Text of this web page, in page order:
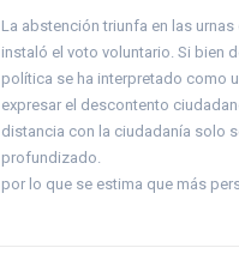
La abstención triunfa en las
instaló el voto voluntario. Si bien
política se ha interpretado como
expresar el descontento
distancia con la ciudadanía solo
profundizado.
por lo que se estima que más